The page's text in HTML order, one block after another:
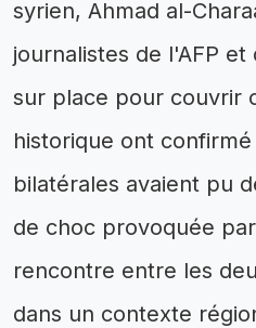
syrien, Ahmad al-
journalistes de l'AFP
sur place pour couvrir
historique ont
bilatérales avaient pu
de choc provoquée
rencontre entre les
dans un contexte